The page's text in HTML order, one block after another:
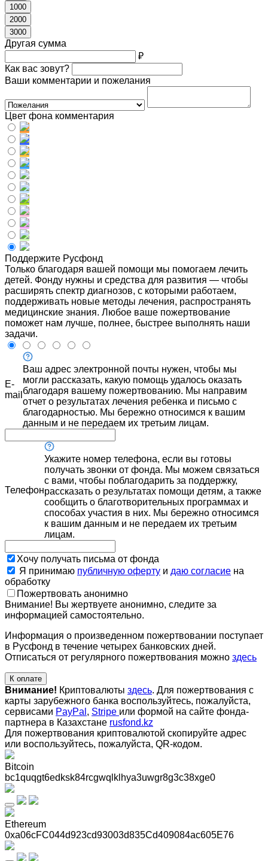
1000
2000
3000
Другая сумма
₽
Как вас зовут?
Ваши комментарии и пожелания
Цвет фона комментария
Поддержите Русфонд
Только благодаря вашей помощи мы помогаем лечить
детей. Фонду нужны и средства для развития — чтобы
расширять спектр диагнозов, с которыми работаем,
поддерживать новые методы лечения, распространять
медицинские знания. Любое ваше пожертвование
поможет нам лучше, полнее, быстрее выполнять наши
задачи.
E-
mail
Ваш адрес электронной почты нужен, чтобы мы
могли рассказать, какую помощь удалось оказать
благодаря вашему пожертвованию. Мы направим
отчет о результатах лечения ребенка и письмо с
благодарностью. Мы бережно относимся к вашим
данным и не передаем их третьим лицам.
Телефон
Укажите номер телефона, если вы готовы
получать звонки от фонда. Мы можем связаться
с вами, чтобы поблагодарить за поддержку,
рассказать о результатах помощи детям, а также
сообщить о благотворительных программах и
способах участия в них. Мы бережно относимся
к вашим данным и не передаем их третьим
лицам.
Хочу получать письма от фонда
Я принимаю публичную оферту и даю согласие на
обработку
Пожертвовать анонимно
Внимание! Вы жертвуете анонимно, следите за
информацией самостоятельно.
Информация о произведенном пожертвовании поступает
в Русфонд в течение четырех банковских дней.
Отписаться от регулярного пожертвования можно здесь
К оплате
Внимание! Криптовалюты здесь. Для пожертвования с
карты зарубежного банка воспользуйтесь, пожалуйста,
сервисами PayPal , Stripe или формой на сайте фонда-
партнера в Казахстане rusfond.kz
Для пожертвования криптовалютой скопируйте адрес
или воспользуйтесь, пожалуйста, QR-кодом.
Bitcoin
bc1quqgt6edksk84rcgwqlklhya3uwgr8g3c38xge0
Ethereum
0xa06cFC044d923cd93003d835Cd409084ac605E76